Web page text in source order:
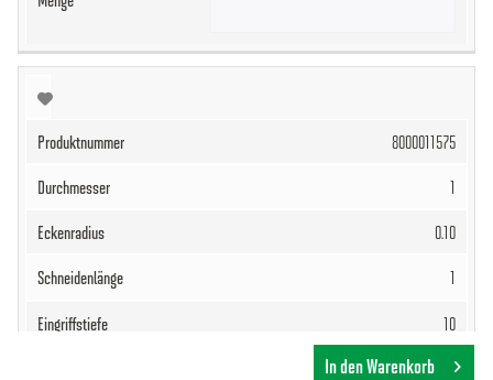
8000011575
1
0.10
1
10
50
In den Warenkorb